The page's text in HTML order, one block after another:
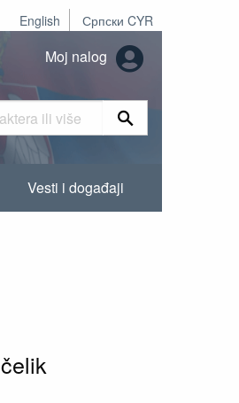
English Српски CYR
Moj nalog
Vesti i događaji